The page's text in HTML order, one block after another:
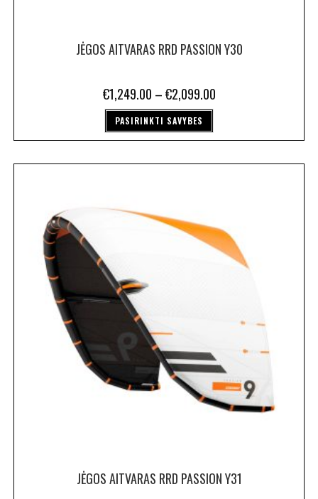
JĖGOS AITVARAS RRD PASSION Y30
€1,249.00 –€2,099.00
PASIRINKTI SAVYBES
JĖGOS AITVARAS RRD PASSION Y31